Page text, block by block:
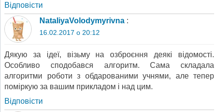
Відповіcти
NataliyaVolodymyrivna :
16.02.2017 о 20:12
Дякую за ідеї, візьму на озброєння деякі відомості.
Особливо сподобався алгоритм. Сама складала
алгоритми роботи з обдарованими учнями, але тепер
поміркую за вашим прикладом і над цим.
Відповіcти